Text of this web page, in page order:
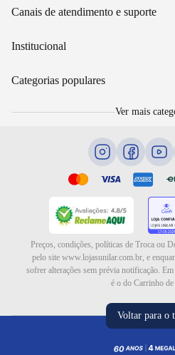
Canais de atendimento e suporte
Acompanhar pedido
Email: sac@lojasunilar.com.br
Institucional
Política de entregas
Portal de Vagas
Categorias populares
Ver mais
Preços, condições, políticas de Troca ou
pelo site www.lojasunilar.com.br, e
sofrer alterações sem prévia notificação.
é o do Carrinho
Voltar para o